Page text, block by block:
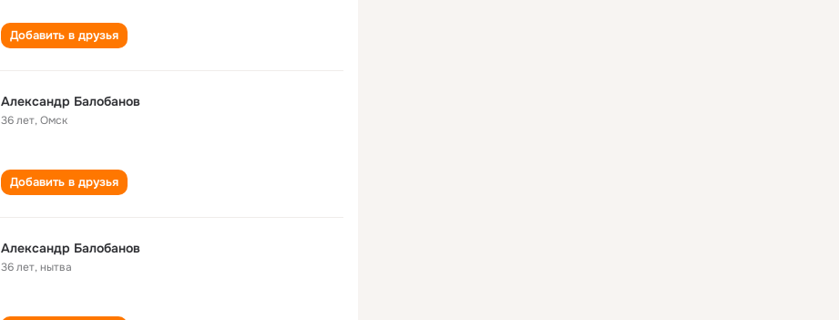
Добавить в друзья
Александр Балобанов
36 лет,Омск
Добавить в друзья
Александр Балобанов
36 лет,нытва